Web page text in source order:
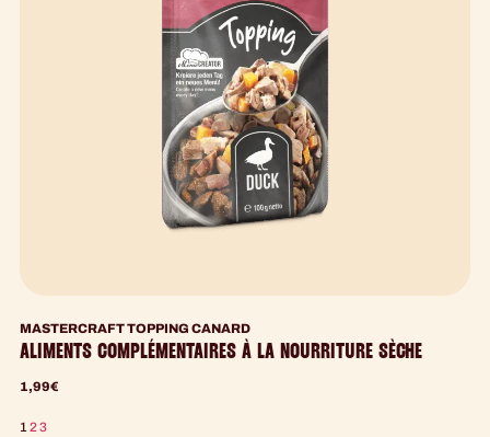
MASTERCRAFT TOPPING CANARD
ALIMENTS COMPLÉMENTAIRES À LA NOURRITURE SÈCHE
1,99€
123